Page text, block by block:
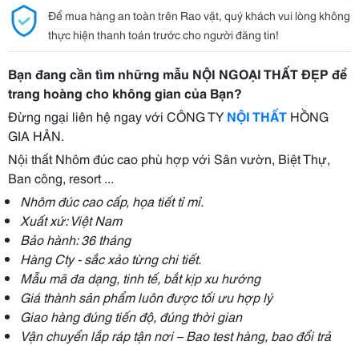
Để mua hàng an toàn trên Rao vặt, quý khách vui lòng không
thực hiện thanh toán trước cho người đăng tin!
Bạn đang cần tìm những mẫu NỘI NGOẠI THẤT ĐẸP để
trang hoàng cho không gian của Bạn?
Đừng ngại liên hệ ngay với CÔNG TY NỘI THẤT HỒNG
GIA HÂN.
Nội thất Nhôm đúc cao phù hợp với Sân vườn, Biệt Thự,
Ban công, resort ...
Nhôm đúc cao cấp, họa tiết tỉ mỉ.
Xuất xứ: Việt Nam
Bảo hành: 36 tháng
Hàng Cty - sắc xảo từng chi tiết.
Mẫu mã đa dạng, tinh tế, bắt kịp xu hướng
Giá thành sản phẩm luôn được tối ưu hợp lý
Giao hàng đúng tiến độ, đúng thời gian
Vận chuyển lắp ráp tận nơi – Bao test hàng, bao đổi trả